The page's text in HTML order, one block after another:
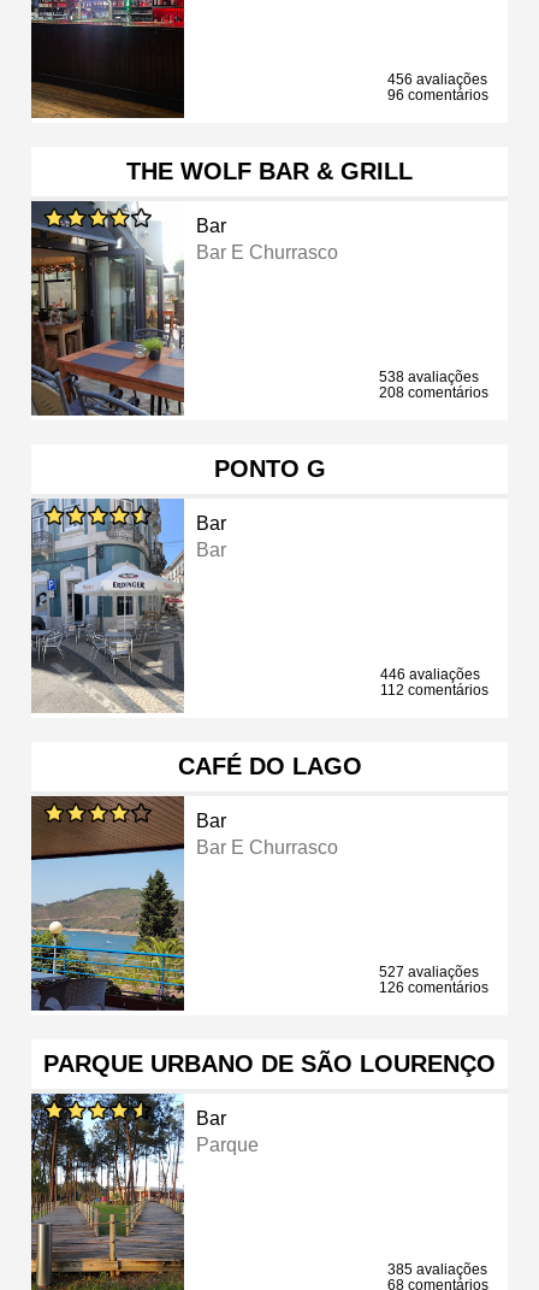
456 avaliações
96 comentários
THE WOLF BAR & GRILL
Bar
Bar E Churrasco
538 avaliações
208 comentários
PONTO G
Bar
Bar
446 avaliações
112 comentários
CAFÉ DO LAGO
Bar
Bar E Churrasco
527 avaliações
126 comentários
PARQUE URBANO DE SÃO LOURENÇO
Bar
Parque
385 avaliações
68 comentários